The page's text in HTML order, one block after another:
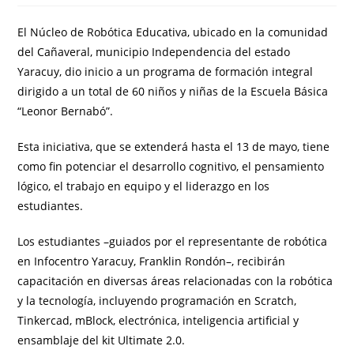
El Núcleo de Robótica Educativa, ubicado en la comunidad
del Cañaveral, municipio Independencia del estado
Yaracuy, dio inicio a un programa de formación integral
dirigido a un total de 60 niños y niñas de la Escuela Básica
“Leonor Bernabó”.
Esta iniciativa, que se extenderá hasta el 13 de mayo, tiene
como fin potenciar el desarrollo cognitivo, el pensamiento
lógico, el trabajo en equipo y el liderazgo en los
estudiantes.
Los estudiantes –guiados por el representante de robótica
en Infocentro Yaracuy, Franklin Rondón–, recibirán
capacitación en diversas áreas relacionadas con la robótica
y la tecnología, incluyendo programación en Scratch,
Tinkercad, mBlock, electrónica, inteligencia artificial y
ensamblaje del kit Ultimate 2.0.